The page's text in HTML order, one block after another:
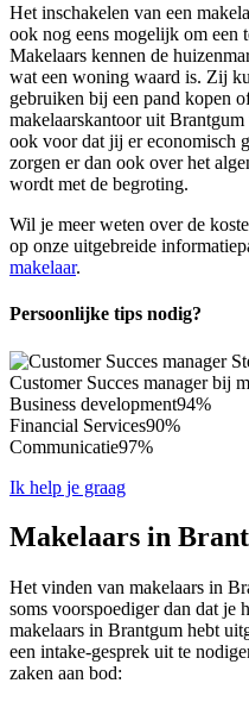
Het inschakelen van een
ook nog eens mogelijk om een
Makelaars kennen de
wat een woning waard is. Zij
gebruiken bij een pand kopen
makelaarskantoor uit
ook voor dat jij er economisch
zorgen er dan ook over het
wordt met de begroting.
Wil je meer weten over de
op onze uitgebreide
makelaar.
Persoonlijke tips nodig?
Customer Succes manager bij
Business development94%
Financial Services90%
Communicatie97%
Ik help je graag
Makelaars in
Het vinden van makelaars in
soms voorspoediger dan dat je
makelaars in Brantgum hebt
een intake-gesprek uit te
zaken aan bod: